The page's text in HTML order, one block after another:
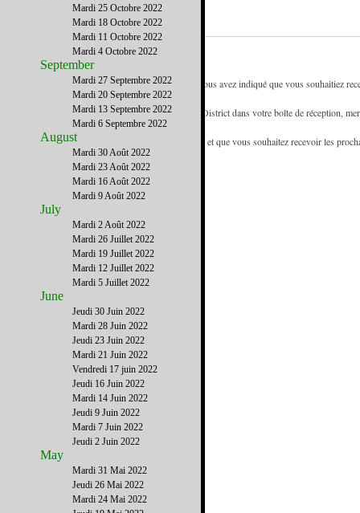
- Vous recevez la newsletter deFrench District car vous avez indiqué que vous souhaitiez
référence des francophones de New York.
- Pour être certain de recevoir les emails de French District dans votre boîte de réception,
- Si vous recevez cette newsletter de la part d'un ami et que vous souhaitez recevoir les
www.FrenchDistrict.comgratuitement.
Mardi 25 Octobre 2022
Mardi 18 Octobre 2022
Mardi 11 Octobre 2022
Mardi 4 Octobre 2022
September
Mardi 27 Septembre 2022
Mardi 20 Septembre 2022
Mardi 13 Septembre 2022
Mardi 6 Septembre 2022
August
Mardi 30 Août 2022
Mardi 23 Août 2022
Mardi 16 Août 2022
Mardi 9 Août 2022
July
Mardi 2 Août 2022
Mardi 26 Juillet 2022
Mardi 19 Juillet 2022
Mardi 12 Juillet 2022
Mardi 5 Juillet 2022
June
Jeudi 30 Juin 2022
Mardi 28 Juin 2022
Jeudi 23 Juin 2022
Mardi 21 Juin 2022
Vendredi 17 juin 2022
Jeudi 16 Juin 2022
Mardi 14 Juin 2022
Jeudi 9 Juin 2022
Mardi 7 Juin 2022
Jeudi 2 Juin 2022
May
Mardi 31 Mai 2022
Jeudi 26 Mai 2022
Mardi 24 Mai 2022